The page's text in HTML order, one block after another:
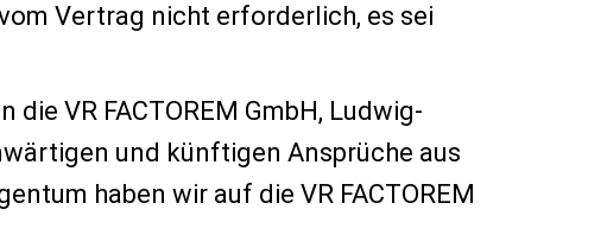
Vertrag nicht erforderlich, es sei
VR FACTOREM GmbH, Ludwig-
und künftigen Ansprüche aus
haben wir auf die VR FACTOREM